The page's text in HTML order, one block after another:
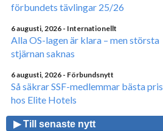
förbundets tävlingar 25/26
6 augusti, 2026 - Internationellt
Alla OS-lagen är klara – men största
stjärnan saknas
6 augusti, 2026 - Förbundsnytt
Så säkrar SSF-medlemmar bästa pris
hos Elite Hotels
▶ Till senaste nytt